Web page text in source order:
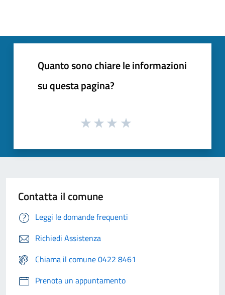
Quanto sono chiare le informazioni
su questa pagina?
Contatta il comune
Leggi le domande frequenti
Richiedi Assistenza
Chiama il comune 0422 8461
Prenota un appuntamento